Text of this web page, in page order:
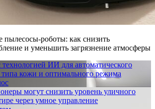
пылесосы-роботы: как снизить
и уменьшить загрязнение атмосферы
ИИ для автоматического
типа кожи и оптимального режима
могут снизить уровень уличного
через умное управление